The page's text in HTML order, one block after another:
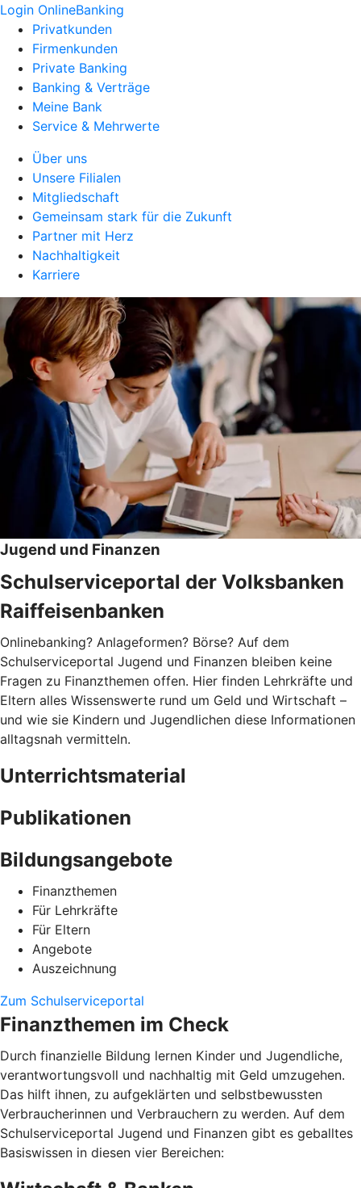
Login OnlineBanking
Privatkunden
Firmenkunden
Private Banking
Banking & Verträge
Meine Bank
Service & Mehrwerte
Über uns
Unsere Filialen
Mitgliedschaft
Gemeinsam stark für die Zukunft
Partner mit Herz
Nachhaltigkeit
Karriere
Jugend und Finanzen
Schulserviceportal der Volksbanken
Raiffeisenbanken
Onlinebanking? Anlageformen? Börse? Auf dem
Schulserviceportal Jugend und Finanzen bleiben keine
Fragen zu Finanzthemen offen. Hier finden Lehrkräfte und
Eltern alles Wissenswerte rund um Geld und Wirtschaft –
und wie sie Kindern und Jugendlichen diese Informationen
alltagsnah vermitteln.
Unterrichtsmaterial
Publikationen
Bildungsangebote
Finanzthemen
Für Lehrkräfte
Für Eltern
Angebote
Auszeichnung
Zum Schulserviceportal
Finanzthemen im Check
Durch finanzielle Bildung lernen Kinder und Jugendliche,
verantwortungsvoll und nachhaltig mit Geld umzugehen.
Das hilft ihnen, zu aufgeklärten und selbstbewussten
Verbraucherinnen und Verbrauchern zu werden. Auf dem
Schulserviceportal Jugend und Finanzen gibt es geballtes
Basiswissen in diesen vier Bereichen: